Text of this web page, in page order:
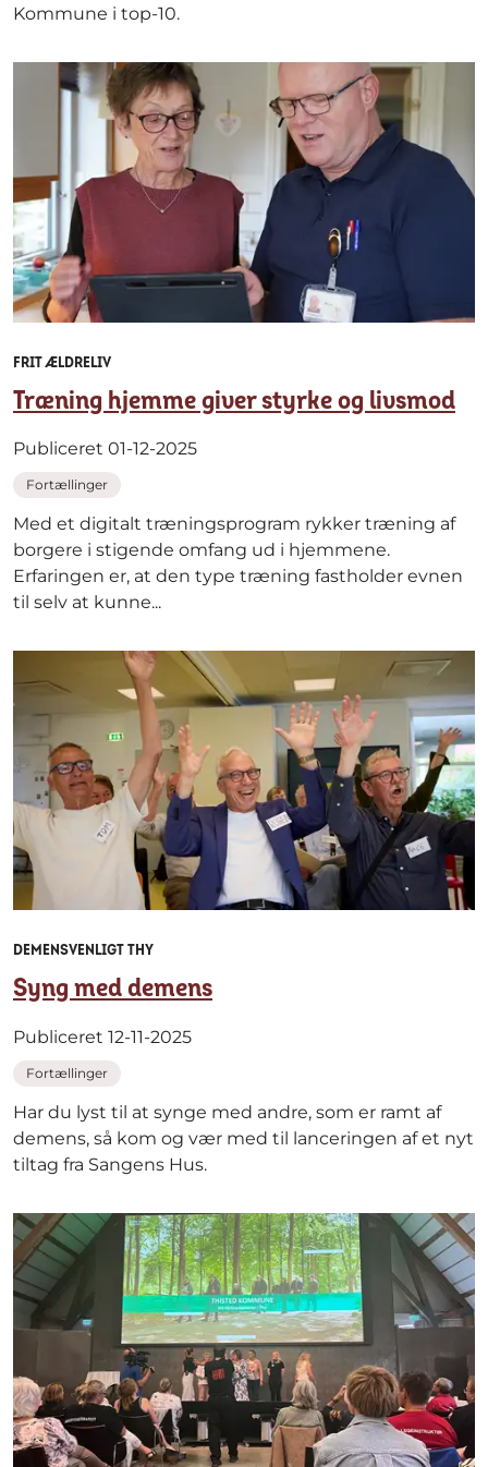
Kommune i top-10.
FRIT ÆLDRELIV
Træning hjemme giver styrke og livsmod
Publiceret 01-12-2025
Fortællinger
Med et digitalt træningsprogram rykker træning af
borgere i stigende omfang ud i hjemmene.
Erfaringen er, at den type træning fastholder evnen
til selv at kunne...
DEMENSVENLIGT THY
Syng med demens
Publiceret 12-11-2025
Fortællinger
Har du lyst til at synge med andre, som er ramt af
demens, så kom og vær med til lanceringen af et nyt
tiltag fra Sangens Hus.